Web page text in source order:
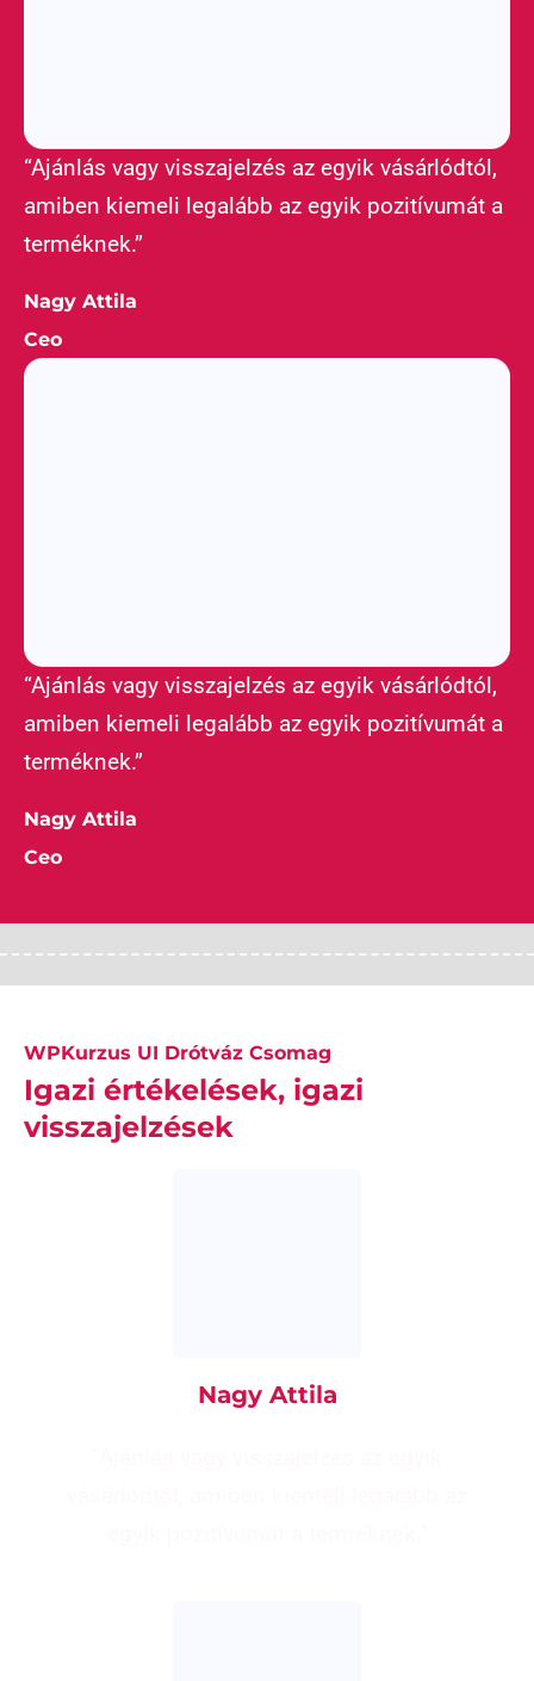
“Ajánlás vagy visszajelzés az egyik vásárlódtól,
amiben kiemeli legalább az egyik pozitívumát a
terméknek.”
Nagy Attila
Ceo
“Ajánlás vagy visszajelzés az egyik vásárlódtól,
amiben kiemeli legalább az egyik pozitívumát a
terméknek.”
Nagy Attila
Ceo
WPKurzus UI Drótváz Csomag
Igazi értékelések, igazi
visszajelzések
Nagy Attila